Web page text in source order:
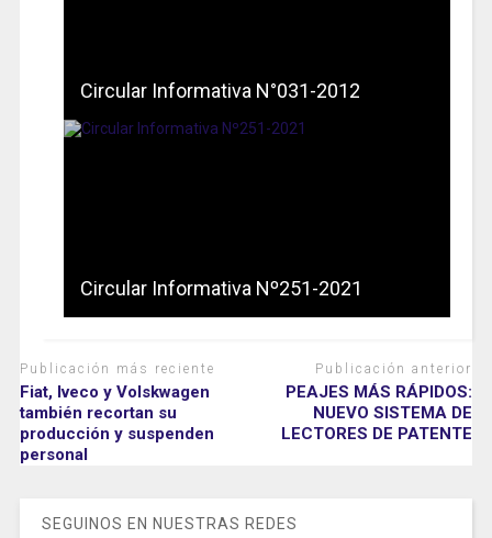
Circular Informativa N°031-2012
Circular Informativa Nº251-2021
Publicación más reciente
Fiat, Iveco y Volskwagen
también recortan su
producción y suspenden
personal
Publicación anterior
PEAJES MÁS RÁPIDOS:
NUEVO SISTEMA DE
LECTORES DE PATENTE
SEGUINOS EN NUESTRAS REDES